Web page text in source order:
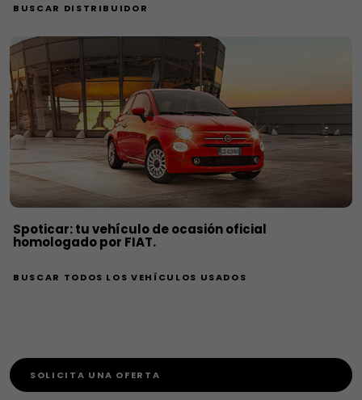
BUSCAR DISTRIBUIDOR
Spoticar: tu vehículo de ocasión oficial
homologado por FIAT.
BUSCAR TODOS LOS VEHÍCULOS USADOS
SOLICITA UNA OFERTA